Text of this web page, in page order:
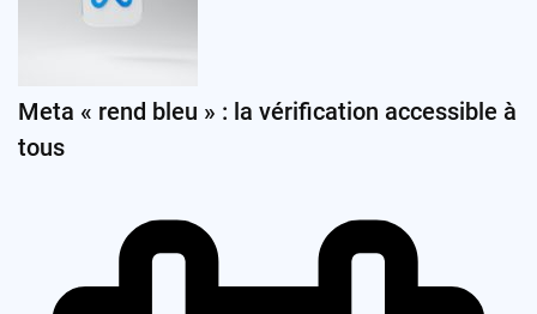
Meta « rend bleu » : la vérification accessible à
tous